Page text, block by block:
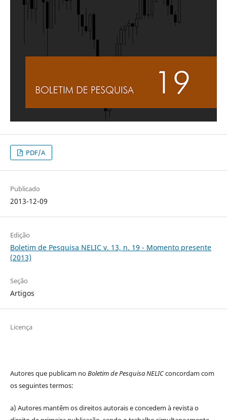
PDF/A
Publicado
2013-12-09
Edição
Boletim de Pesquisa NELIC v. 13, n. 19 - Momento presente
(2013)
Seção
Artigos
Licença
Autores que publicam noBoletim de Pesquisa NELICconcordam com
os seguintes termos:
a) Autores mantêm os direitos autorais e concedem à revista o